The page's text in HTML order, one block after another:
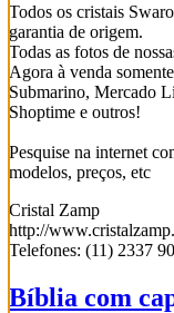
Todos os cristais
garantia de origem.
Todas as fotos de
Agora à venda
Submarino, Mercado
Shoptime e outros!
Pesquise na internet
modelos, preços, etc
Cristal Zamp
http://
Telefones: (11) 2337
Bíblia com